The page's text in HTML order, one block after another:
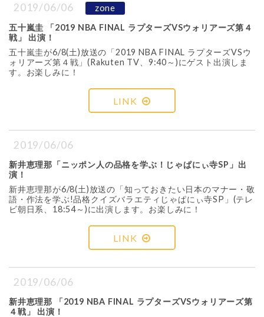
2019/06/06
zone
五十嵐圭 「2019 NBA FINAL ラプターズVSウォリアーズ第４
戦」 出演！
五十嵐圭が6/8(土)放送の「2019 NBA FINAL ラプターズVSウ
ォリアーズ第４戦」(Rakuten TV、9:40～)にゲスト出演しま
す。お楽しみに！
LINK
2019/06/06
新井恵理那「ニッポン人の品格を学ぶ！じゃぱにぃ寺SP」出
演！
新井恵理那が6/8(土)放送の「知っておきたい日本のマナー・敬
語・作法を学ぶ!品格クイズバラエティじゃぱにぃ寺SP」(テレ
ビ朝日系、18:54～)に出演します。お楽しみに！
LINK
2019/06/06
新井恵理那 「2019 NBA FINAL ラプターズVSウォリアーズ第
４戦」 出演！